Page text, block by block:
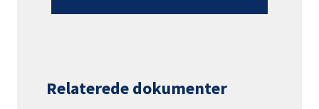
Relaterede dokumenter